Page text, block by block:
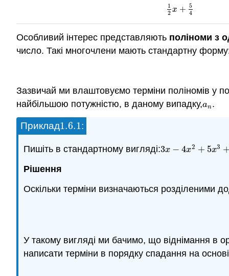
1
2 x + 5
4
12x +54
Особливий інтерес представляють поліноми з
число. Такі многочлени мають стандартну
Зазвичай ми влаштовуємо терміни поліномів у
найбільшою потужністю, в даному випадку,an
an.
Приклад1.6.1
1.6.1:
Пишіть в стандартному вигляді:3x − 4x2 + 5x3 +
3x −4 x2+ 5x 3+7 −2
Рішення
Оскільки терміни визначаються розділеними
У такому вигляді ми бачимо, що віднімання в
написати терміни в порядку спадання на